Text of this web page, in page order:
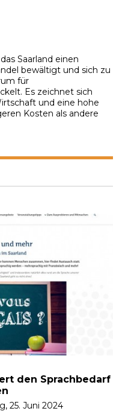
Saarland einen
bewältigt und sich zu
für
Es zeichnet sich
und eine hohe
Kosten als andere
den Sprachbedarf
25. Juni 2024